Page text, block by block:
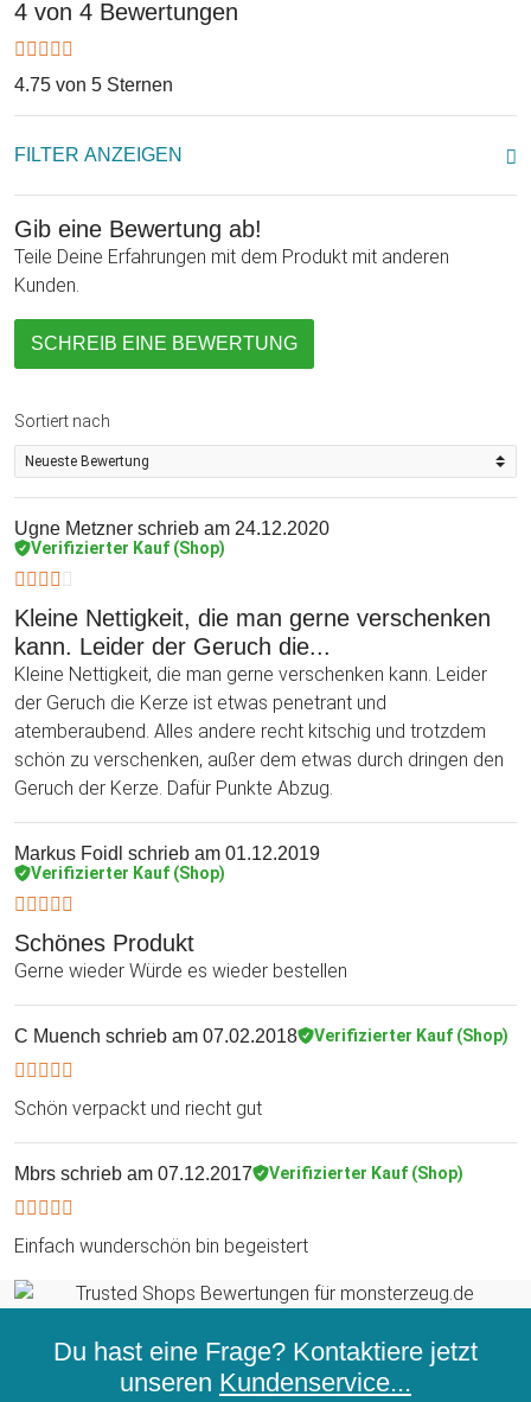
4 von 4 Bewertungen
4.75 von 5 Sternen
FILTER ANZEIGEN
Gib eine Bewertung ab!
Teile Deine Erfahrungen mit dem Produkt mit anderen
Kunden.
SCHREIB EINE BEWERTUNG
Sortiert nach
Ugne Metzner schrieb am 24.12.2020
Verifizierter Kauf (Shop)
Kleine Nettigkeit, die man gerne verschenken
kann. Leider der Geruch die...
Kleine Nettigkeit, die man gerne verschenken kann. Leider
der Geruch die Kerze ist etwas penetrant und
atemberaubend. Alles andere recht kitschig und trotzdem
schön zu verschenken, außer dem etwas durch dringen den
Geruch der Kerze. Dafür Punkte Abzug.
Markus Foidl schrieb am 01.12.2019
Verifizierter Kauf (Shop)
Schönes Produkt
Gerne wieder Würde es wieder bestellen
C Muench schrieb am 07.02.2018 Verifizierter Kauf (Shop)
Schön verpackt und riecht gut
Mbrs schrieb am 07.12.2017 Verifizierter Kauf (Shop)
Einfach wunderschön bin begeistert
Du hast eine Frage? Kontaktiere jetzt
unseren Kundenservice...